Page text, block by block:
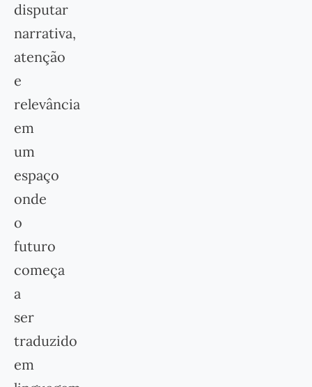
disputar
narrativa,
atenção
e
relevância
em
um
espaço
onde
o
futuro
começa
a
ser
traduzido
em